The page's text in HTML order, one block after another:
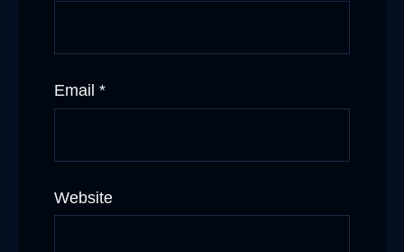
Email *
Website